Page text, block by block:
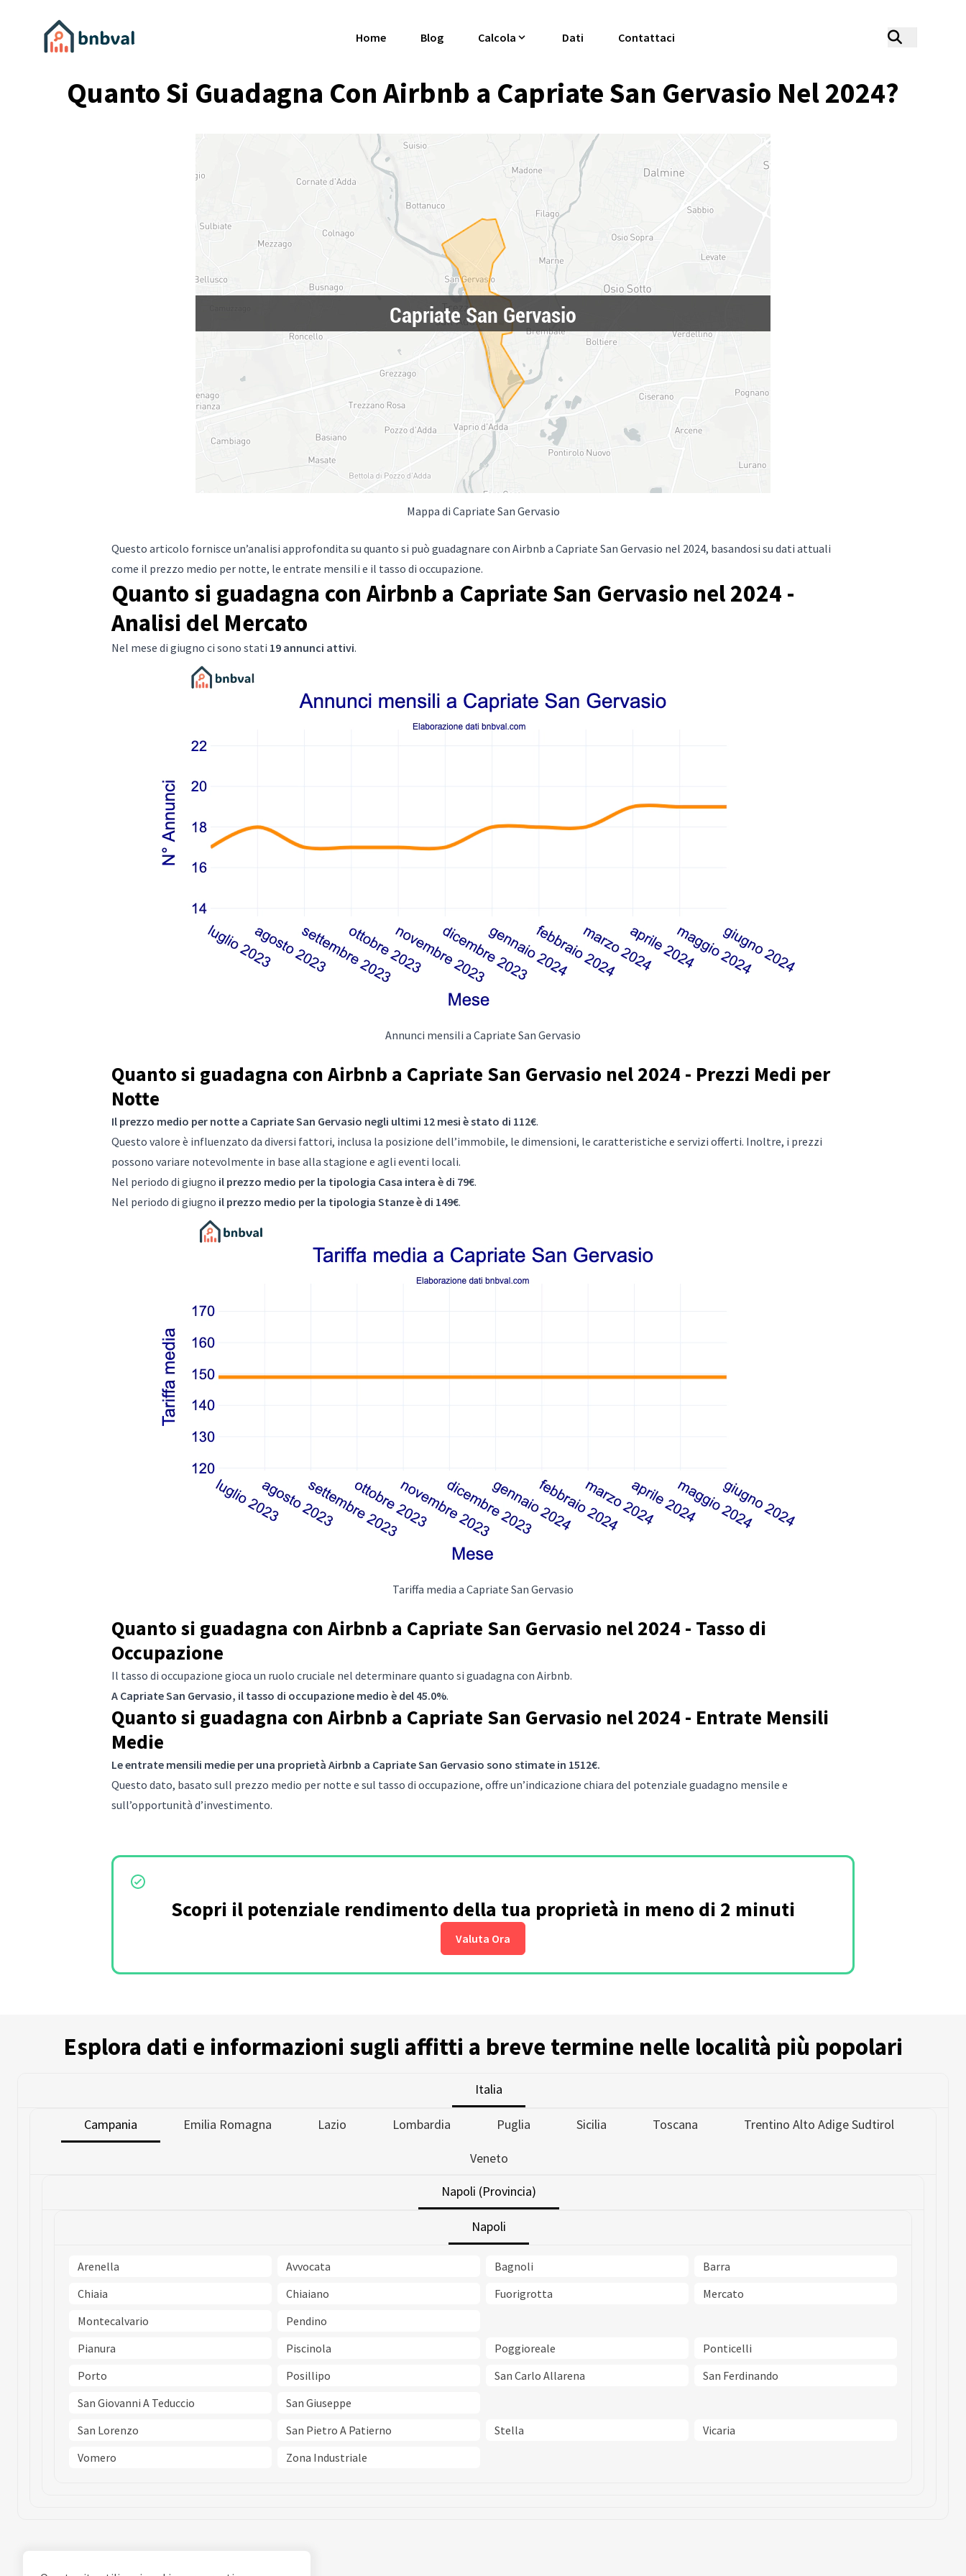
Home Blog Calcola Dati Contattaci
Quanto Si Guadagna Con Airbnb a Capriate San Gervasio Nel 2024?
Mappa di Capriate San Gervasio
Questo articolo fornisce un’analisi approfondita su quanto si può guadagnare con Airbnb a Capriate San Gervasio nel 2024, basandosi su dati attuali
come il prezzo medio per notte, le entrate mensili e il tasso di occupazione.
Quanto si guadagna con Airbnb a Capriate San Gervasio nel 2024 -
Analisi del Mercato
Nel mese di giugno ci sono stati 19 annunci attivi.
Annunci mensili a Capriate San Gervasio
Quanto si guadagna con Airbnb a Capriate San Gervasio nel 2024 - Prezzi Medi per
Notte
Il prezzo medio per notte a Capriate San Gervasio negli ultimi 12 mesi è stato di 112€.
Questo valore è influenzato da diversi fattori, inclusa la posizione dell’immobile, le dimensioni, le caratteristiche e servizi offerti. Inoltre, i prezzi
possono variare notevolmente in base alla stagione e agli eventi locali.
Nel periodo di giugno il prezzo medio per la tipologia Casa intera è di 79€.
Nel periodo di giugno il prezzo medio per la tipologia Stanze è di 149€.
Tariffa media a Capriate San Gervasio
Quanto si guadagna con Airbnb a Capriate San Gervasio nel 2024 - Tasso di
Occupazione
Il tasso di occupazione gioca un ruolo cruciale nel determinare quanto si guadagna con Airbnb.
A Capriate San Gervasio, il tasso di occupazione medio è del 45.0%.
Quanto si guadagna con Airbnb a Capriate San Gervasio nel 2024 - Entrate Mensili
Medie
Le entrate mensili medie per una proprietà Airbnb a Capriate San Gervasio sono stimate in 1512€.
Questo dato, basato sull prezzo medio per notte e sul tasso di occupazione, offre un’indicazione chiara del potenziale guadagno mensile e
sull’opportunità d’investimento.
Scopri il potenziale rendimento della tua proprietà in meno di 2 minuti
Valuta Ora
Esplora dati e informazioni sugli affitti a breve termine nelle località più popolari
Italia
Campania Emilia Romagna Lazio Lombardia Puglia Sicilia Toscana Trentino Alto Adige Sudtirol
Veneto
Napoli (Provincia)
Napoli
Arenella Avvocata Bagnoli
Barra
Chiaia
Chiaiano Fuorigrotta
Mercato
Montecalvario
Pendino
Pianura
Piscinola Poggioreale
Ponticelli
Porto
Posillipo San Carlo Allarena
San Ferdinando
San Giovanni A Teduccio
San Giuseppe
San Lorenzo
San Pietro A Patierno Stella
Vicaria
Vomero
Zona Industriale